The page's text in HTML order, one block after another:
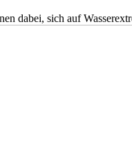
dabei, sich auf